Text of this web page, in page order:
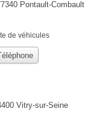
Pontault-Combault
de véhicules
Vitry-sur-Seine